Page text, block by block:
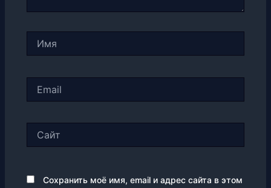
Сохранить моё имя, email и адрес сайта в этом